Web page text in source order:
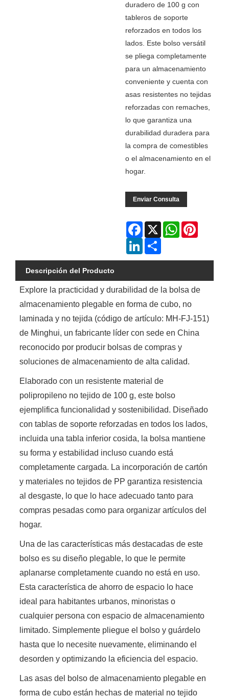
duradero de 100 g con
tableros de soporte
reforzados en todos los
lados. Este bolso versátil
se pliega completamente
para un almacenamiento
conveniente y cuenta con
asas resistentes no tejidas
reforzadas con remaches,
lo que garantiza una
durabilidad duradera para
la compra de comestibles
o el almacenamiento en el
hogar.
Enviar Consulta
Facebook
X WhatsApp
LinkedIn
Descripción del Producto
Explore la practicidad y durabilidad de la bolsa de
almacenamiento plegable en forma de cubo, no
laminada y no tejida (código de artículo: MH-FJ-151)
de Minghui, un fabricante líder con sede en China
reconocido por producir bolsas de compras y
soluciones de almacenamiento de alta calidad.
Elaborado con un resistente material de
polipropileno no tejido de 100 g, este bolso
ejemplifica funcionalidad y sostenibilidad. Diseñado
con tablas de soporte reforzadas en todos los lados,
incluida una tabla inferior cosida, la bolsa mantiene
su forma y estabilidad incluso cuando está
completamente cargada. La incorporación de cartón
y materiales no tejidos de PP garantiza resistencia
al desgaste, lo que lo hace adecuado tanto para
compras pesadas como para organizar artículos del
hogar.
Una de las características más destacadas de este
bolso es su diseño plegable, lo que le permite
aplanarse completamente cuando no está en uso.
Esta característica de ahorro de espacio lo hace
ideal para habitantes urbanos, minoristas o
cualquier persona con espacio de almacenamiento
limitado. Simplemente pliegue el bolso y guárdelo
hasta que lo necesite nuevamente, eliminando el
desorden y optimizando la eficiencia del espacio.
Las asas del bolso de almacenamiento plegable en
forma de cubo están hechas de material no tejido